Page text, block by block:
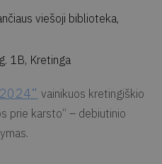
viešoji biblioteka,
1B, Kretinga
vainikuos kretingiškio
prie karsto“ – debiutinio